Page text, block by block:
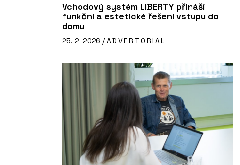
Vchodový systém LIBERTY přináší
funkční a estetické řešení vstupu do
domu
25. 2. 2026 / ADVERTORIAL